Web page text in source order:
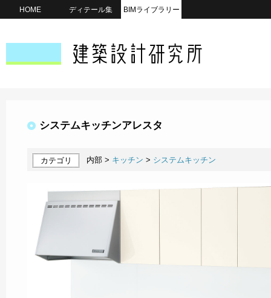
HOME ディテール集 BIMライブラリー
システムキッチンアレスタ
カテゴリ 内部 > キッチン > システムキッチン